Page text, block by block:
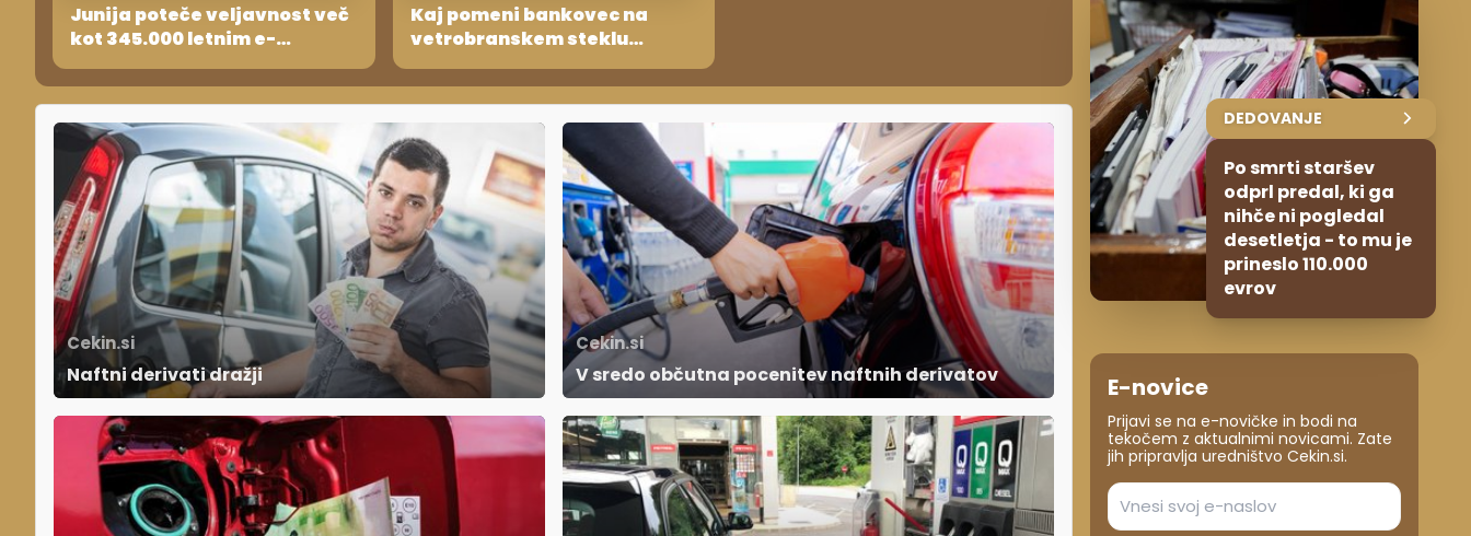
Junija poteče veljavnost več
kot 345.000 letnim e-
Kaj pomeni bankovec na
vetrobranskem steklu
Cekin.si
Naftni derivati dražji
Cekin.si
V sredo občutna pocenitev naftnih derivatov
DEDOVANJE
Po smrti staršev
odprl predal, ki ga
nihče ni pogledal
desetletja - to mu je
prineslo 110.000
evrov
E-novice
Prijavi se na e-novičke in bodi na
tekočem z aktualnimi novicami. Zate
jih pripravlja uredništvo Cekin.si.